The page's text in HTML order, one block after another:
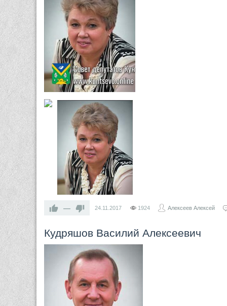
— 24.11.2017 1924 Алексеев Алексей
Кудряшов Василий Алексеевич